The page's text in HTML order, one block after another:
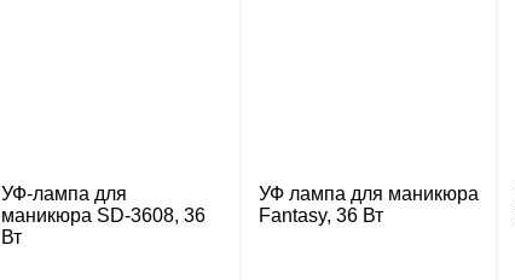
УФ-лампа для
маникюра SD-3608, 36
Вт
УФ лампа для маникюра
Fantasy, 36 Вт